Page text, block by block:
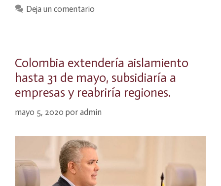
Deja un comentario
Colombia extendería aislamiento
hasta 31 de mayo, subsidiaría a
empresas y reabriría regiones.
mayo 5, 2020 por admin